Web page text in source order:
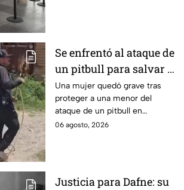
Se enfrentó al ataque de
un pitbull para salvar a
una menor; hoy lucha
por su vida en Zapopan
Una mujer quedó grave tras
proteger a una menor del
ataque de un pitbull en
Zapopan; la víctima sufrió
06 agosto, 2026
Justicia para Dafne: su